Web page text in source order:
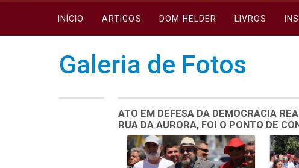
INÍCIO ARTIGOS DOM HELDER LIVROS
Galeria de Fotos
ATO EM DEFESA DA DEMOCRACIA
RUA DA AURORA, FOI O PONTO DE
Galeria de Mídias